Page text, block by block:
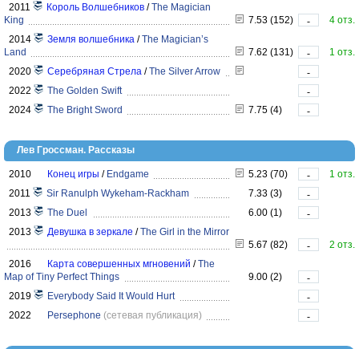
2011
Король Волшебников /The Magician
King
7.53 (152) -
4 отз.
2014
Земля волшебника /The Magician’s
Land
7.62 (131) -
1 отз.
2020
Серебряная Стрела /The Silver Arrow
-
2022
The Golden Swift
-
2024
The Bright Sword 7.75 (4) -
Лев Гроссман. Рассказы
2010 Конец игры / Endgame 5.23 (70) -
1 отз.
2011
Sir Ranulph Wykeham-Rackham 7.33 (3)
-
2013
The Duel 6.00 (1)
-
2013
Девушка в зеркале /The Girl in the Mirror
5.67 (82)
-
2 отз.
2016
Карта совершенных мгновений /The
Map of Tiny Perfect Things
9.00 (2)
-
2019
Everybody Said It Would Hurt
-
2022
Persephone (сетевая публикация) -